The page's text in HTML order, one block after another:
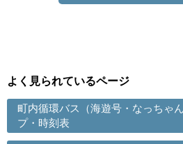
よく見られているページ
町内循環バス（海遊号・なっちゃ
プ・時刻表